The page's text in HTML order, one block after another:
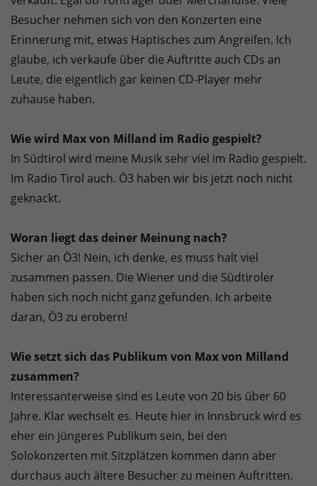
Besucher nehmen sich von den Konzerten eine
Erinnerung mit, etwas Haptisches zum Angreifen. Ich
glaube, ich verkaufe über die Auftritte auch CDs an
Leute, die eigentlich gar keinen CD-Player mehr
zuhause haben.
Wie wird Max von Milland im Radio gespielt?
In Südtirol wird meine Musik sehr viel im Radio gespielt.
Im Radio Tirol auch. Ö3 haben wir bis jetzt noch nicht
geknackt.
Woran liegt das deiner Meinung nach?
Sicher an Ö3! Nein, ich denke, es muss halt viel
zusammen passen. Die Wiener und die Südtiroler
haben sich noch nicht ganz gefunden. Ich arbeite
daran, Ö3 zu erobern!
Wie setzt sich das Publikum von Max von Milland
zusammen?
Interessanterweise sind es Leute von 20 bis über 60
Jahre. Klar wechselt es. Heute hier in Innsbruck wird es
eher ein jüngeres Publikum sein, bei den
Solokonzerten mit Sitzplätzen kommen dann aber
durchaus auch ältere Besucher zu meinen Auftritten.